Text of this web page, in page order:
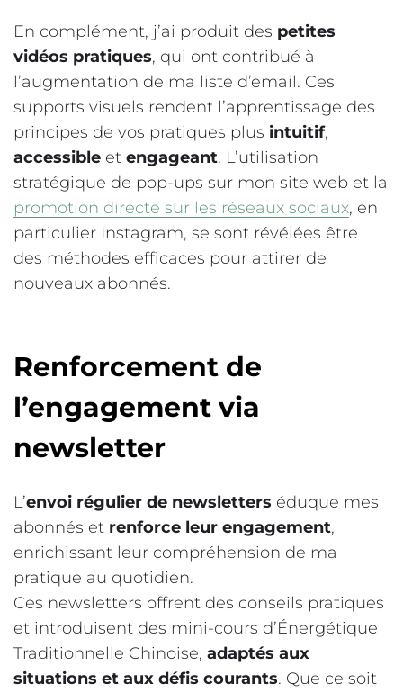
En complément, j’ai produit des petites
vidéos pratiques, qui ont contribué à
l’augmentation de ma liste d’email. Ces
supports visuels rendent l’apprentissage des
principes de vos pratiques plus intuitif,
accessible et engageant. L’utilisation
stratégique de pop-ups sur mon site web et la
promotion directe sur les réseaux sociaux, en
particulier Instagram, se sont révélées être
des méthodes efficaces pour attirer de
nouveaux abonnés.
Renforcement de
l’engagement via
newsletter
L’envoi régulier de newsletters éduque mes
abonnés et renforce leur engagement,
enrichissant leur compréhension de ma
pratique au quotidien.
Ces newsletters offrent des conseils pratiques
et introduisent des mini-cours d’Énergétique
Traditionnelle Chinoise, adaptés aux
situations et aux défis courants. Que ce soit